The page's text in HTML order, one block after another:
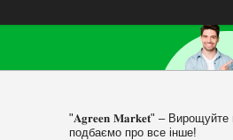
"𝐀𝐠𝐫𝐞𝐞𝐧 𝐌𝐚𝐫𝐤𝐞𝐭" –
подбаємо про все інше!